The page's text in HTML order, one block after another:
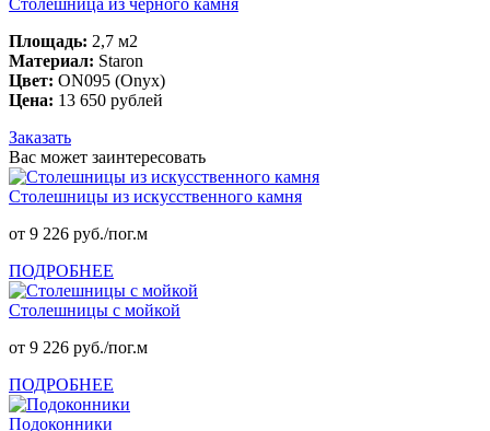
Столешница из черного камня
Площадь: 2,7 м2
Материал: Staron
Цвет: ON095 (Onyx)
Цена: 13 650 рублей
Заказать
Вас может заинтересовать
Столешницы из искусственного камня
от 9 226 руб./пог.м
ПОДРОБНЕЕ
Столешницы с мойкой
от 9 226 руб./пог.м
ПОДРОБНЕЕ
Подоконники